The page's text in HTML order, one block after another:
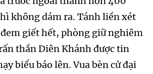
không dám ra. Tánh liền xét
giết hết, phòng giữ nghiêm
thần Diên Khánh được tin
biểu báo lên. Vua bèn cử đại